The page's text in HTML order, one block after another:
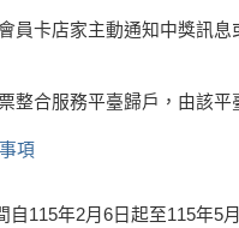
員卡店家主動通知中獎訊息
整合服務平臺歸戶，由該平
項
自115年2月6日起至115年5